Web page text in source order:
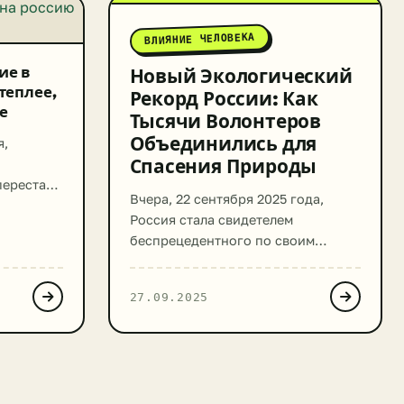
в
ВЛИЯНИЕ ЧЕЛОВЕКА
Новый Экологический
Рекорд России: Как
Тысячи Волонтеров
Объединились для
Спасения Природы
Вчера, 22 сентября 2025 года,
Россия стала свидетелем
беспрецедентного по своим
ведущий производитель алюминия
27.09.2025